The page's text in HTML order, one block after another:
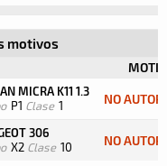
motivos
MICRA K11 1.3
P1 Clase 1 NO
306
X2 Clase 10 NO